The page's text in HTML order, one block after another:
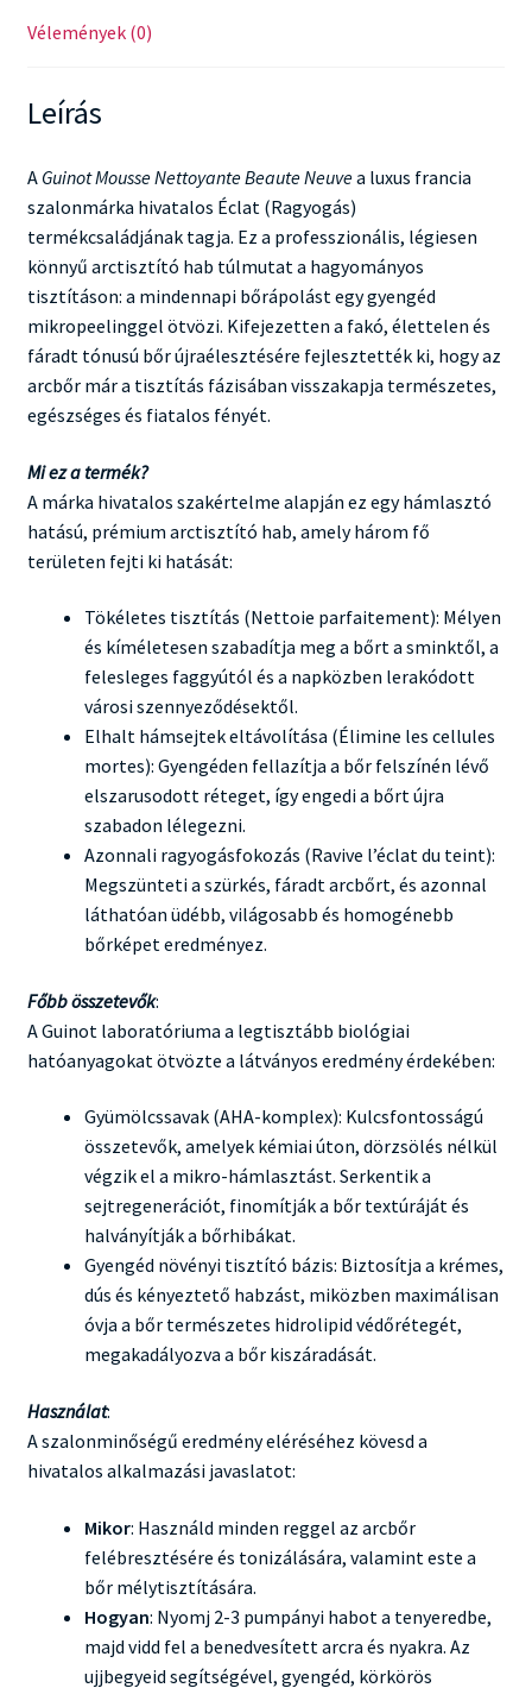
Vélemények (0)
Leírás
A Guinot Mousse Nettoyante Beaute Neuvea luxus francia
szalonmárka hivatalos Éclat (Ragyogás)
termékcsaládjának tagja. Ez a professzionális, légiesen
könnyű arctisztító hab túlmutat a hagyományos
tisztításon: a mindennapi bőrápolást egy gyengéd
mikropeelinggel ötvözi. Kifejezetten a fakó, élettelen és
fáradt tónusú bőr újraélesztésére fejlesztették ki, hogy az
arcbőr már a tisztítás fázisában visszakapja természetes,
egészséges és fiatalos fényét.
Mi ez a termék?
A márka hivatalos szakértelme alapján ez egy hámlasztó
hatású, prémium arctisztító hab, amely három fő
területen fejti ki hatását:
Tökéletes tisztítás (Nettoie parfaitement): Mélyen
és kíméletesen szabadítja meg a bőrt a sminktől, a
felesleges faggyútól és a napközben lerakódott
városi szennyeződésektől.
Elhalt hámsejtek eltávolítása (Élimine les cellules
mortes): Gyengéden fellazítja a bőr felszínén lévő
elszarusodott réteget, így engedi a bőrt újra
szabadon lélegezni.
Azonnali ragyogásfokozás (Ravive l’éclat du teint):
Megszünteti a szürkés, fáradt arcbőrt, és azonnal
láthatóan üdébb, világosabb és homogénebb
bőrképet eredményez.
Főbb összetevők:
A Guinot laboratóriuma a legtisztább biológiai
hatóanyagokat ötvözte a látványos eredmény érdekében:
Gyümölcssavak (AHA-komplex): Kulcsfontosságú
összetevők, amelyek kémiai úton, dörzsölés nélkül
végzik el a mikro-hámlasztást. Serkentik a
sejtregenerációt, finomítják a bőr textúráját és
halványítják a bőrhibákat.
Gyengéd növényi tisztító bázis: Biztosítja a krémes,
dús és kényeztető habzást, miközben maximálisan
óvja a bőr természetes hidrolipid védőrétegét,
megakadályozva a bőr kiszáradását.
Használat:
A szalonminőségű eredmény eléréséhez kövesd a
hivatalos alkalmazási javaslatot:
Mikor: Használd minden reggel az arcbőr
felébresztésére és tonizálására, valamint este a
bőr mélytisztítására.
Hogyan: Nyomj 2-3 pumpányi habot a tenyeredbe,
majd vidd fel a benedvesített arcra és nyakra. Az
ujjbegyeid segítségével, gyengéd, körkörös